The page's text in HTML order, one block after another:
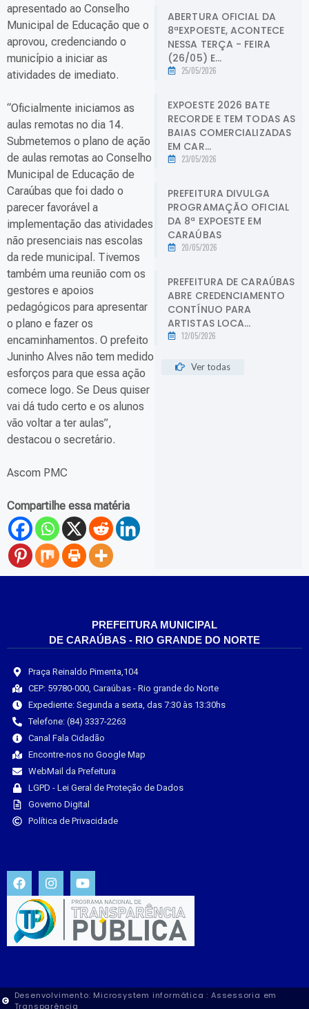
apresentado ao Conselho
Municipal de Educação que o
aprovou, credenciando o
município a iniciar as
atividades de imediato.
“Oficialmente iniciamos as
aulas remotas no dia 14.
Submetemos o plano de ação
de aulas remotas ao Conselho
Municipal de Educação de
Caraúbas que foi dado o
parecer favorável a
implementação das atividades
não presenciais nas escolas
da rede municipal. Tivemos
também uma reunião com os
gestores e apoios
pedagógicos para apresentar
o plano e fazer os
encaminhamentos. O prefeito
Juninho Alves não tem medido
esforços para que essa ação
comece logo. Se Deus quiser
vai dá tudo certo e os alunos
vão voltar a ter aulas”,
destacou o secretário.
Ascom PMC
Compartilhe essa matéria
ABERTURA OFICIAL DA
8ªEXPOESTE, ACONTECE
NESSA TERÇA - FEIRA
(26/05) E...
25/05/2026
EXPOESTE 2026 BATE
RECORDE E TEM TODAS AS
BAIAS COMERCIALIZADAS
EM CAR...
23/05/2026
PREFEITURA DIVULGA
PROGRAMAÇÃO OFICIAL
DA 8ª EXPOESTE EM
CARAÚBAS
20/05/2026
PREFEITURA DE CARAÚBAS
ABRE CREDENCIAMENTO
CONTÍNUO PARA
ARTISTAS LOCA...
12/05/2026
Ver todas
PREFEITURA MUNICIPAL
DE CARAÚBAS - RIO GRANDE DO NORTE
Praça Reinaldo Pimenta,104
CEP: 59780-000, Caraúbas - Rio grande do Norte
Expediente: Segunda a sexta, das 7:30 às 13:30hs
Telefone: (84) 3337-2263
Canal Fala Cidadão
Encontre-nos no Google Map
WebMail da Prefeitura
LGPD - Lei Geral de Proteção de Dados
Governo Digital
Política de Privacidade
Desenvolvimento: Microsystem informática : Assessoria em
Transparência